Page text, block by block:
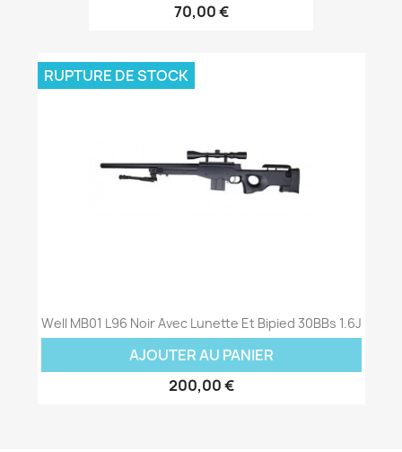
70,00 €
Well MB01 L96 Noir Avec Lunette Et Bipied 30BBs 1.6J
AJOUTER AU PANIER
200,00 €
RUPTURE DE STOCK